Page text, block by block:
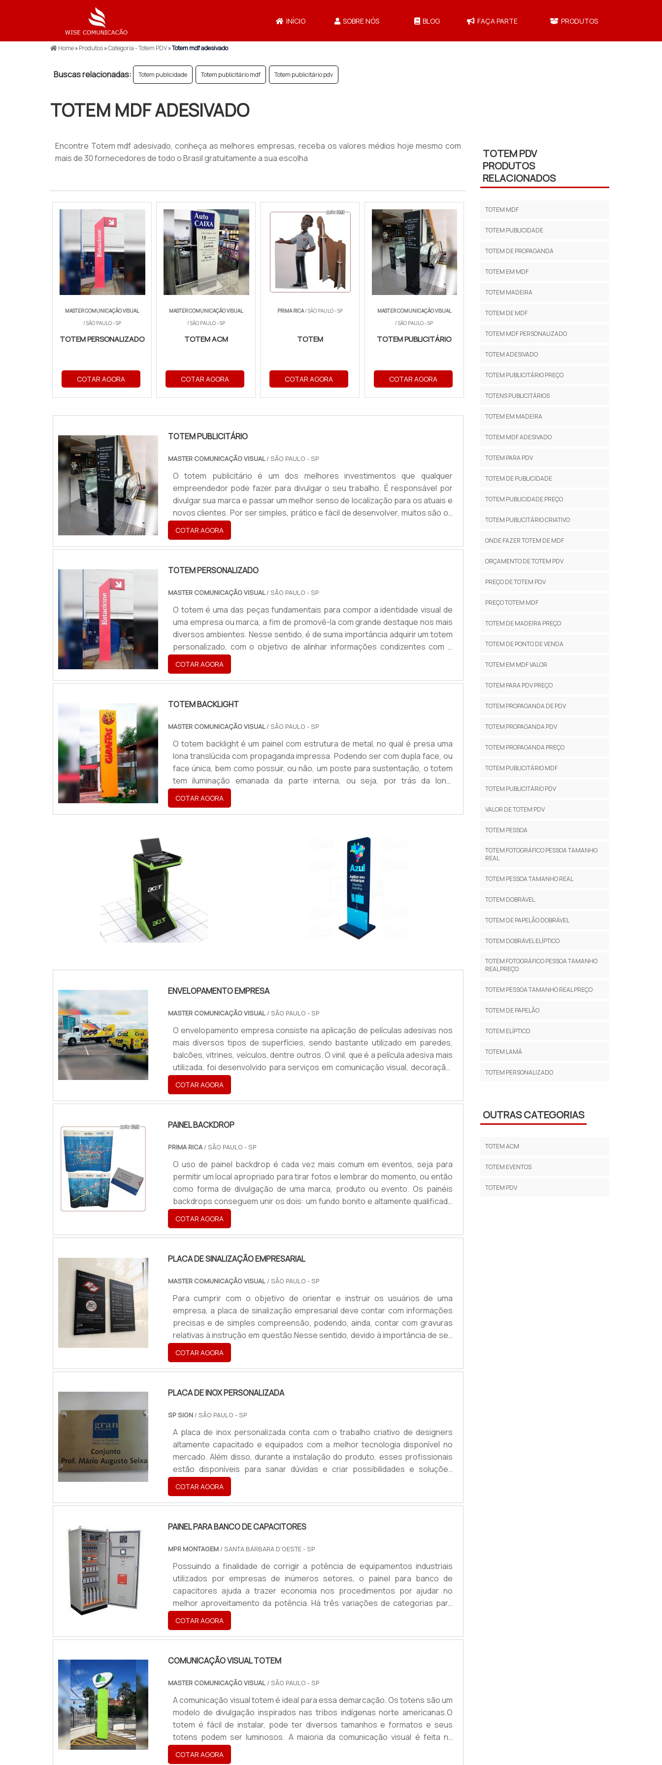
INÍCIO SOBRE NÓS BLOG FAÇA PARTE PRODUTOS
Home»Produtos»Categoria - Totem PDV»Totem mdf adesivado
Buscas relacionadas: Totem publicidade Totem publicitário mdf Totem publicitário pdv
TOTEM MDF ADESIVADO
Encontre Totem mdf adesivado, conheça as melhores empresas, receba os valores médios hoje mesmo com
mais de 30 fornecedores de todo o Brasil gratuitamente a sua escolha
MASTER COMUNICAÇÃO VISUAL
/ SÃO PAULO - SP
TOTEM PERSONALIZADO
COTAR AGORA
MASTER COMUNICAÇÃO VISUAL
/ SÃO PAULO - SP
TOTEM ACM
COTAR AGORA
PRIMA RICA/ SÃO PAULO - SP
TOTEM
COTAR AGORA
MASTER COMUNICAÇÃO VISUAL
/ SÃO PAULO - SP
TOTEM PUBLICITÁRIO
COTAR AGORA
TOTEM PUBLICITÁRIO
MASTER COMUNICAÇÃO VISUAL/ SÃO PAULO - SP
O totem publicitário é um dos melhores investimentos que qualquer
empreendedor pode fazer para divulgar o seu trabalho. É responsável por
divulgar sua marca e passar um melhor senso de localização para os atuais e
novos clientes. Por ser simples, prático e fácil de desenvolver, muitos são os
negócios que optam por utilizar o totem, como uma porta de entrada para o
mundo da divulgação publicitária e maior contato com os clientes.Tipos di...
COTAR AGORA
TOTEM PERSONALIZADO
MASTER COMUNICAÇÃO VISUAL/ SÃO PAULO - SP
O totem é uma das peças fundamentais para compor a identidade visual de
uma empresa ou marca, a fim de promovê-la com grande destaque nos mais
diversos ambientes. Nesse sentido, é de suma importância adquirir um totem
personalizado, com o objetivo de alinhar informações condizentes com o
ideal, o valor e a missão de cada empresa.Como uma das soluções mais
eficazes para destacar uma empresa, marca ou um produto, o totem permite
obter gra...
COTAR AGORA
TOTEM BACKLIGHT
MASTER COMUNICAÇÃO VISUAL/ SÃO PAULO - SP
O totem backlight é um painel com estrutura de metal, no qual é presa uma
lona translúcida com propaganda impressa. Podendo ser com dupla face, ou
face única, bem como possuir, ou não, um poste para sustentação, o totem
tem iluminação emanada da parte interna, ou seja, por trás da lona,
evidenciando a impressão.Além do totem com lona impressa, também é
comum a sua confecção com lona adesivada ou com alumínio composto,
chapa adesivada ga...
COTAR AGORA
ENVELOPAMENTO EMPRESA
MASTER COMUNICAÇÃO VISUAL/ SÃO PAULO - SP
O envelopamento empresa consiste na aplicação de películas adesivas nos
mais diversos tipos de superfícies, sendo bastante utilizado em paredes,
balcões, vitrines, veículos, dentre outros. O vinil, que é a película adesiva mais
utilizada, foi desenvolvido para serviços em comunicação visual, decoração,
linhas automotivas, dentre outras. Utilizando o material correto de maneira
eficaz, o envelopamento pode ter sua durabilidade aumentada,
possibilitando o envelopamento de diversos objetos de manei.
COTAR AGORA
PAINEL BACKDROP
PRIMA RICA/ SÃO PAULO - SP
O uso de painel backdrop é cada vez mais comum em eventos, seja para
permitir um local apropriado para tirar fotos e lembrar do momento, ou então
como forma de divulgação de uma marca, produto ou evento. Os painéis
backdrops conseguem unir os dois: um fundo bonito e altamente qualificado
com foco principal no que está sendo anunciado naquela ocasião. Assim,
esse produto se torna indispensável para quem deseja aliar uma boa
comunicação com a memorização de uma marca. Uma das principais
COTAR AGORA
PLACA DE SINALIZAÇÃO EMPRESARIAL
MASTER COMUNICAÇÃO VISUAL/ SÃO PAULO - SP
Para cumprir com o objetivo de orientar e instruir os usuários de uma
empresa, a placa de sinalização empresarial deve contar com informações
precisas e de simples compreensão, podendo, ainda, contar com gravuras
relativas à instrução em questão.Nesse sentido, devido à importância de seu
uso para tal ambiente, é de suma importância que a placa seja confeccionada
a partir de matérias-primas de grande resistência, como acrílico, MDF ou PVC,
de forma a poder ser instalada tanto em ambientes interno.
COTAR AGORA
PLACA DE INOX PERSONALIZADA
SP SIGN/ SÃO PAULO - SP
A placa de inox personalizada conta com o trabalho criativo de designers
altamente capacitado e equipados com a melhor tecnologia disponível no
mercado. Além disso, durante a instalação do produto, esses profissionais
estão disponíveis para sanar dúvidas e criar possibilidades e soluções
apropriadas para cada cliente.Para os clientes que procuram um material que
mescle um aspecto estético sofisticado com praticidade e durabilidade, a
empresa referência no mercado fornece a placa de inox O item p.
COTAR AGORA
PAINEL PARA BANCO DE CAPACITORES
MPR MONTAGEM / SANTA BÁRBARA D'OESTE - SP
Possuindo a finalidade de corrigir a potência de equipamentos industriais
utilizados por empresas de inúmeros setores, o painel para banco de
capacitores ajuda a trazer economia nos procedimentos por ajudar no
melhor aproveitamento da potência. Há três variações de categorias para
ele, que são: Tipo semiautomático; Tipo automático; Tipo fixo.Trata-se de
um equipamento que é muito requisitado por oferecer diversos benefícios
nos procedimentos empresariais, assim como nos mais variados setores ind.
COTAR AGORA
COMUNICAÇÃO VISUAL TOTEM
MASTER COMUNICAÇÃO VISUAL/ SÃO PAULO - SP
A comunicação visual totem é ideal para essa demarcação. Os totens são um
modelo de divulgação inspirados nas tribos indígenas norte americanas.O
totem é fácil de instalar, pode ter diversos tamanhos e formatos e seus
totens podem ser luminosos. A maioria da comunicação visual é feita na
vertical e tem como detalhes cores, e letras que chamem atenção do
público.Materiais envolvidos na fabricação PVC; ACM; MDF; Chapa
COTAR AGORA
TOTEM PDV
PRODUTOS
RELACIONADOS
TOTEM MDF
TOTEM PUBLICIDADE
TOTEM DE PROPAGANDA
TOTEM EM MDF
TOTEM MADEIRA
TOTEM DE MDF
TOTEM MDF PERSONALIZADO
TOTEM ADESIVADO
TOTEM PUBLICITÁRIO PREÇO
TOTENS PUBLICITÁRIOS
TOTEM EM MADEIRA
TOTEM MDF ADESIVADO
TOTEM PARA PDV
TOTEM DE PUBLICIDADE
TOTEM PUBLICIDADE PREÇO
TOTEM PUBLICITÁRIO CRIATIVO
ONDE FAZER TOTEM DE MDF
ORÇAMENTO DE TOTEM PDV
PREÇO DE TOTEM PDV
PREÇO TOTEM MDF
TOTEM DE MADEIRA PREÇO
TOTEM DE PONTO DE VENDA
TOTEM EM MDF VALOR
TOTEM PARA PDV PREÇO
TOTEM PROPAGANDA DE PDV
TOTEM PROPAGANDA PDV
TOTEM PROPAGANDA PREÇO
TOTEM PUBLICITÁRIO MDF
TOTEM PUBLICITÁRIO PDV
VALOR DE TOTEM PDV
TOTEM PESSOA
TOTEM FOTOGRÁFICO PESSOA TAMANHO
REAL
TOTEM PESSOA TAMANHO REAL
TOTEM DOBRÁVEL
TOTEM DE PAPELÃO DOBRÁVEL
TOTEM DOBRÁVEL ELÍPTICO
TOTEM FOTOGRÁFICO PESSOA TAMANHO
REAL PREÇO
TOTEM PESSOA TAMANHO REAL PREÇO
TOTEM DE PAPELÃO
TOTEM ELÍPTICO
TOTEM LAMÁ
TOTEM PERSONALIZADO
OUTRAS CATEGORIAS
TOTEM ACM
TOTEM EVENTOS
TOTEM PDV